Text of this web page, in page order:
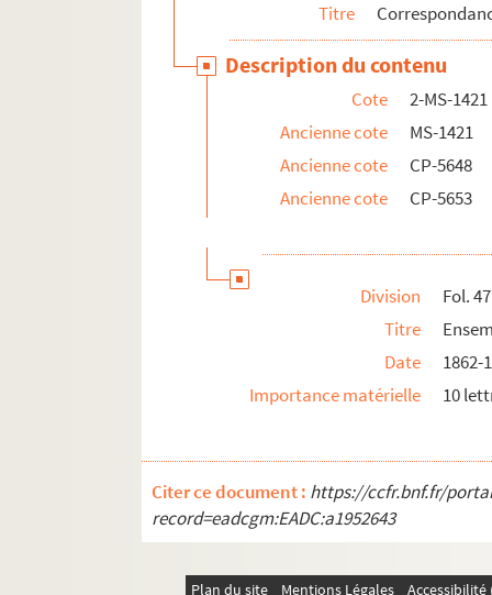
Les Libertés
Économie politique - Le commerce
Coupures de journaux et articles de Chassin
2-MS-1447. Ensemble de documents sur
Documents biographiques
Titre
Description du contenu
Cote
2-MS-1421
Ancienne cote
MS-1421
Ancienne cote
CP-5648
Ancienne cote
CP-5653
Division
Fol. 47
Titre
Date
1862-
Importance matérielle
10
Citer ce document : https://ccfr.bnf.fr/
record=eadcgm:EADC:a1952643
Plan du site Mentions Légales